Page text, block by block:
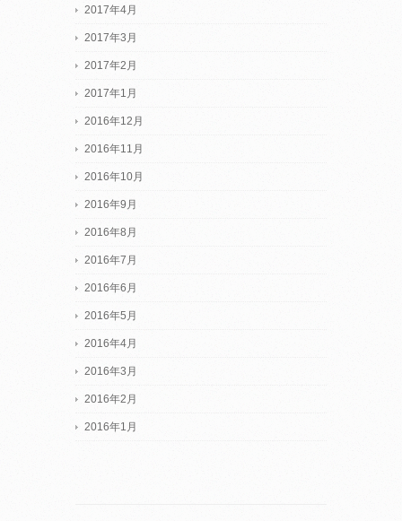
2017年4月
2017年3月
2017年2月
2017年1月
2016年12月
2016年11月
2016年10月
2016年9月
2016年8月
2016年7月
2016年6月
2016年5月
2016年4月
2016年3月
2016年2月
2016年1月